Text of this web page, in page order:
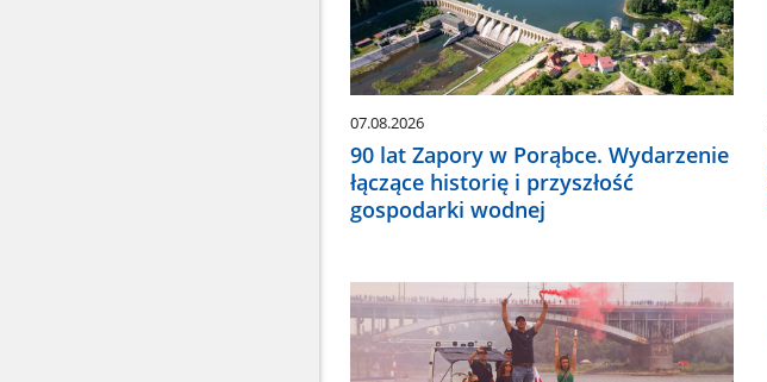
07.08.2026
90 lat Zapory w Porąbce. Wydarzenie
łączące historię i przyszłość
gospodarki wodnej